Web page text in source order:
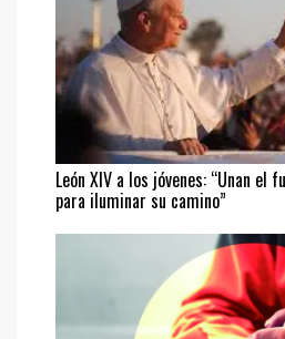
León XIV a los jóvenes: “Unan el
para iluminar su camino”